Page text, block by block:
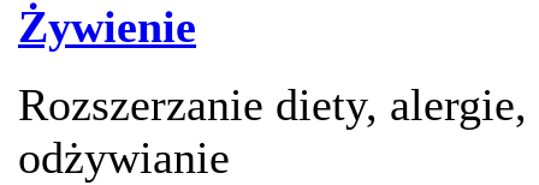
Żywienie
Rozszerzanie diety,
odżywianie